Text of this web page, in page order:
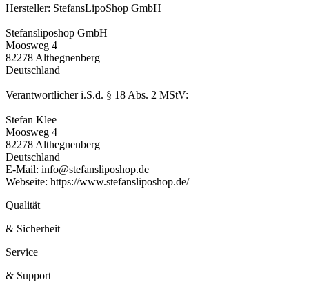
Hersteller: StefansLipoShop GmbH
Stefansliposhop GmbH
Moosweg 4
82278 Althegnenberg
Deutschland
Verantwortlicher i.S.d. § 18 Abs. 2 MStV:
Stefan Klee
Moosweg 4
82278 Althegnenberg
Deutschland
E-Mail: info@stefansliposhop.de
Webseite: https://www.stefansliposhop.de/
Qualität
& Sicherheit
Service
& Support